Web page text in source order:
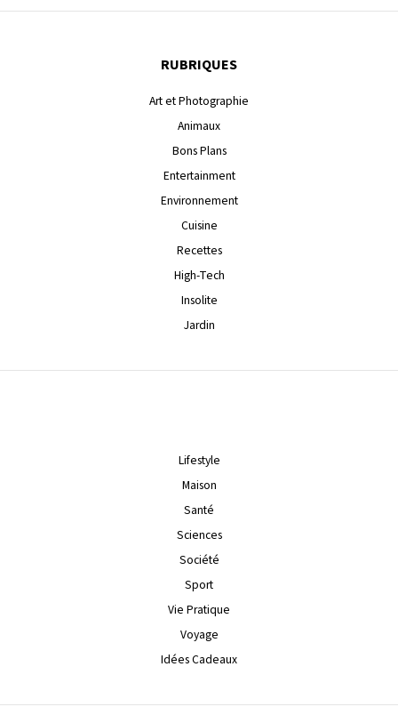
RUBRIQUES
Art et Photographie
Animaux
Bons Plans
Entertainment
Environnement
Cuisine
Recettes
High-Tech
Insolite
Jardin
Lifestyle
Maison
Santé
Sciences
Société
Sport
Vie Pratique
Voyage
Idées Cadeaux